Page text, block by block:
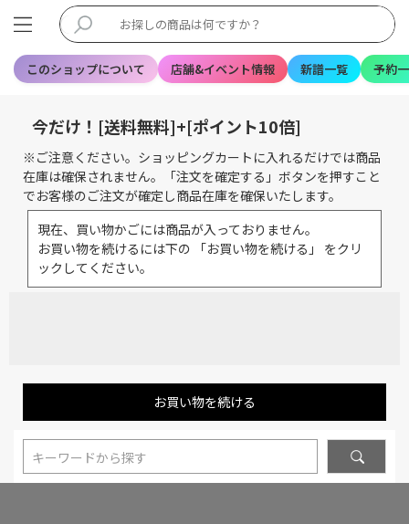
このショップについて 店舗&イベント情報 新譜一覧 予約
今だけ！[送料無料]+[ポイント10倍]
※ご注意ください。ショッピングカートに入れるだけでは商品
在庫は確保されません。「注文を確定する」ボタンを押すこと
でお客様のご注文が確定し商品在庫を確保いたします。
現在、買い物かごには商品が入っておりません。
お買い物を続けるには下の 「お買い物を続ける」 をクリ
ックしてください。
お買い物を続ける
キーワードから探す